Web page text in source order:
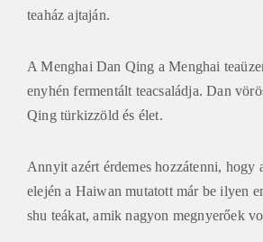
teaház ajtaján.
A Menghai Dan Qing a Menghai
enyhén fermentált teacsaládja. Dan
Qing türkizzöld és élet.
Annyit azért érdemes hozzátenni, hogy
elején a Haiwan mutatott már be ilyen
shu teákat, amik nagyon megnyerőek